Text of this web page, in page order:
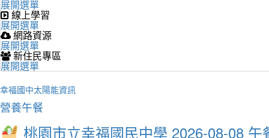
展開選單
線上學習
展開選單
網路資源
展開選單
新住民專區
展開選單
幸福國中太陽能資訊
營養午餐
桃園市立幸福國民中學 2026-08-08 午